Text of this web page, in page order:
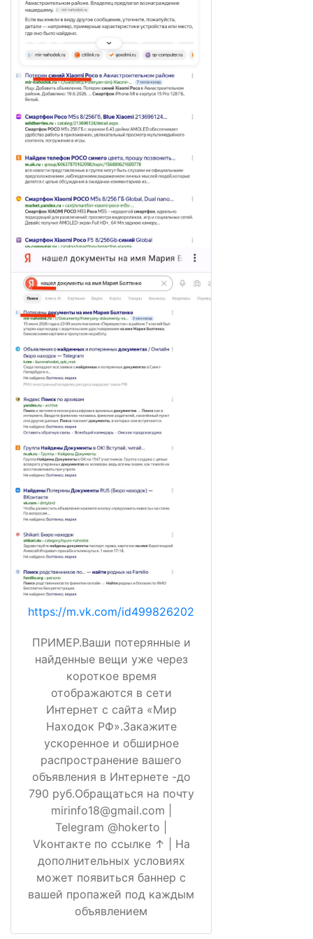
https://m.vk.com/id499826202
ПРИМЕР.Ваши потерянные и
найденные вещи уже через
короткое время
отображаются в сети
Интернет с сайта «Мир
Находок РФ».Закажите
ускоренное и обширное
распространение вашего
объявления в Интернете -до
790 руб.Обращаться на почту
mirinfo18@gmail.com |
Telegram @hokerto |
Vkонтакте по ссылке ↑ | На
дополнительных условиях
может появиться баннер с
вашей пропажей под каждым
объявлением